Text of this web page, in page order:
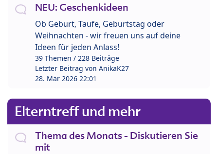
NEU: Geschenkideen
Ob Geburt, Taufe, Geburtstag oder
Weihnachten - wir freuen uns auf deine
Ideen für jeden Anlass!
39 Themen / 228 Beiträge
Letzter Beitrag von AnikaK27
28. Mär 2026 22:01
Elterntreff und mehr
Thema des Monats - Diskutieren Sie
mit